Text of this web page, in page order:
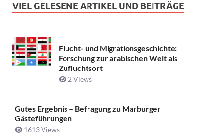
VIEL GELESENE ARTIKEL UND BEITRÄGE
Flucht- und Migrationsgeschichte:
Forschung zur arabischen Welt als
Zufluchtsort
2 Views
Gutes Ergebnis – Befragung zu Marburger
Gästeführungen
1613 Views